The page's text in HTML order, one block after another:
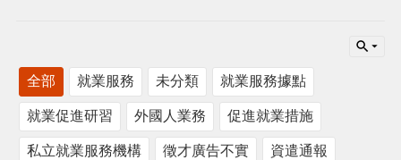
失
業
給
付
全部 就業服務 未分類 就業服務據點
就業促進研習 外國人業務 促進就業措施
私立就業服務機構 徵才廣告不實 資遣通報